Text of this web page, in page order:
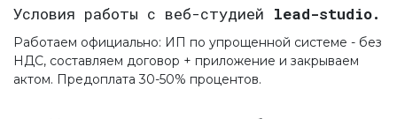
Условия работы с веб-студией lead-studio.
Работаем официально: ИП по упрощенной системе - без
НДС, составляем договор + приложение и закрываем
актом. Предоплата 30-50% процентов.